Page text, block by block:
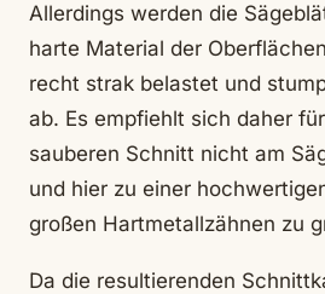
Allerdings werden die
harte Material der
recht strak belastet und
ab. Es empfiehlt sich daher
sauberen Schnitt nicht am
und hier zu einer
großen Hartmetallzähnen zu
Da die resultierenden